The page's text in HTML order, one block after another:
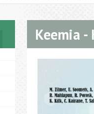
Keemia